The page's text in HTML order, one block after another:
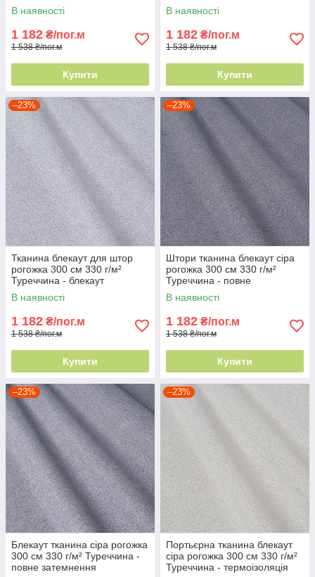
В наявності
1 182 ₴/пог.м
1 538 ₴/пог.м
Купити
В наявності
1 182 ₴/пог.м
1 538 ₴/пог.м
Купити
–23%
Тканина блекаут для штор
рогожка 300 см 330 г/м²
Туреччина - блекаут
максимум
В наявності
1 182 ₴/пог.м
1 538 ₴/пог.м
Купити
–23%
Штори тканина блекаут сіра
рогожка 300 см 330 г/м²
Туреччина - повне
затемнення
В наявності
1 182 ₴/пог.м
1 538 ₴/пог.м
Купити
–23%
Блекаут тканина сіра рогожка
300 см 330 г/м² Туреччина -
повне затемнення
–23%
Портьєрна тканина блекаут
сіра рогожка 300 см 330 г/м²
Туреччина - термоізоляція